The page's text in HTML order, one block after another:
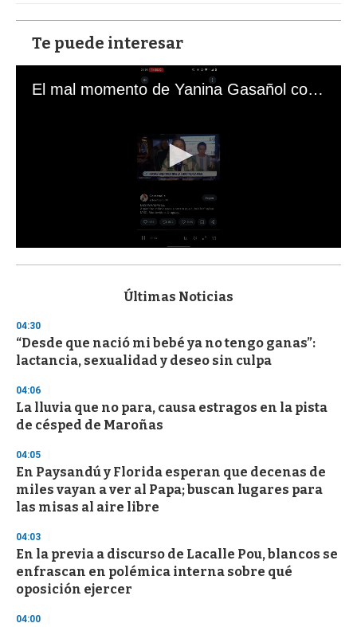
Te puede interesar
El mal momento de Yanina Gasañol con un hincha argentino en "Subrayado"
s
d
s
o
f
3
s
e
c
n
d
Últimas Noticias
04:30
“Desde que nació mi bebé ya no tengo ganas”:
lactancia, sexualidad y deseo sin culpa
04:06
La lluvia que no para, causa estragos en la pista
de césped de Maroñas
04:05
En Paysandú y Florida esperan que decenas de
miles vayan a ver al Papa; buscan lugares para
las misas al aire libre
04:03
En la previa a discurso de Lacalle Pou, blancos se
enfrascan en polémica interna sobre qué
oposición ejercer
04:00